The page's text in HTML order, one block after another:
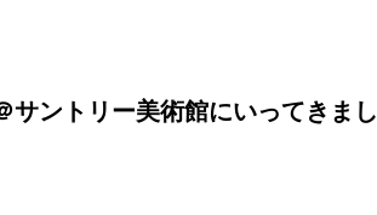
ントリー美術館にいってきまし